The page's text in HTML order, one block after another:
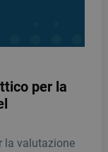
per la
la valutazione